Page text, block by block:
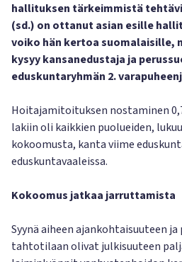
hallituksen tärkeimmistä
(sd.) on ottanut asian esille
voiko hän kertoa suomalaisille,
kysyy kansanedustaja ja
eduskuntaryhmän 2.
Hoitajamitoituksen nostaminen
lakiin oli kaikkien puolueiden,
kokoomusta, kanta viime
eduskuntavaaleissa.
Kokoomus jatkaa jarruttamista
Syynä aiheen ajankohtaisuuteen
tahtotilaan olivat julkisuuteen